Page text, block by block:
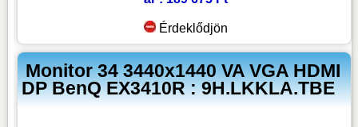
Érdeklődjön
Monitor 34 3440x1440 VA VGA HDMI
DP BenQ EX3410R : 9H.LKKLA.TBE